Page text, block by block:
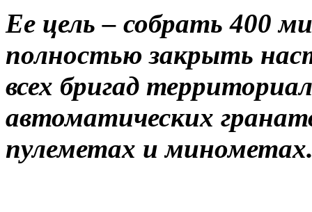
Ее цель – собрать 400
полностью закрыть
всех бригад
автоматических
пулеметах и